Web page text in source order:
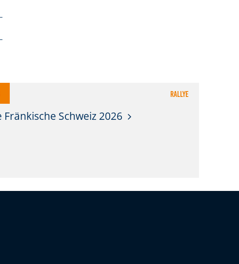
Rallye
Fränkische Schweiz 2026